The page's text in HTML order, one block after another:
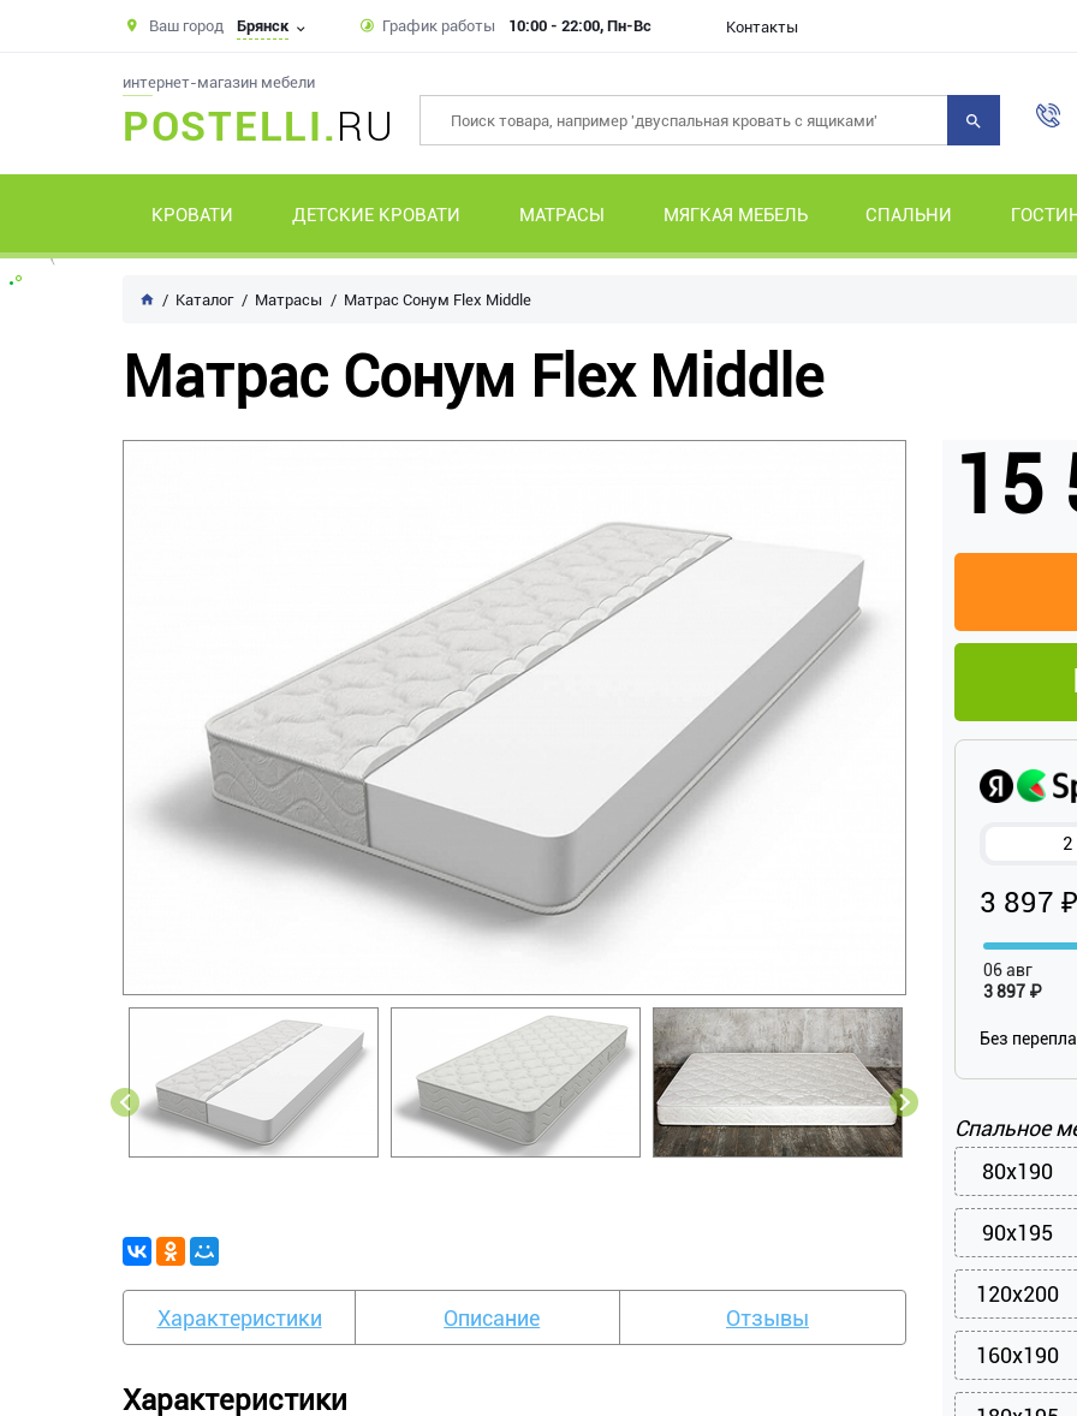
Ваш город Брянск График работы 10:00 - 22:00, Пн-Вс Контакты
интернет-магазин мебели
POSTELLI.RU
КРОВАТИ ДЕТСКИЕ КРОВАТИ МАТРАСЫ МЯГКАЯ МЕБЕЛЬ СПАЛЬНИ
Каталог Матрасы Матрас Сонум Flex Middle
Матрас Сонум Flex Middle
Характеристики Описание Отзывы
Характеристики
15
3 897
06 авг
3 897 ₽
Без
Спальное
80x190
90x195
120x200
160x190